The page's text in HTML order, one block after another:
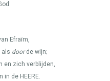
Efraïm,
als doorde wijn;
en zich verblijden,
in de HEERE.